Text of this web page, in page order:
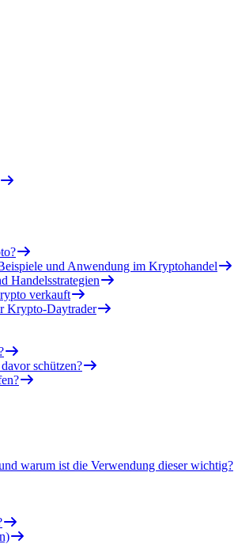
und Anwendung im Kryptohandel
Handelsstrategien
verkauft
Krypto-Daytrader
schützen?
warum ist die Verwendung dieser wichtig?